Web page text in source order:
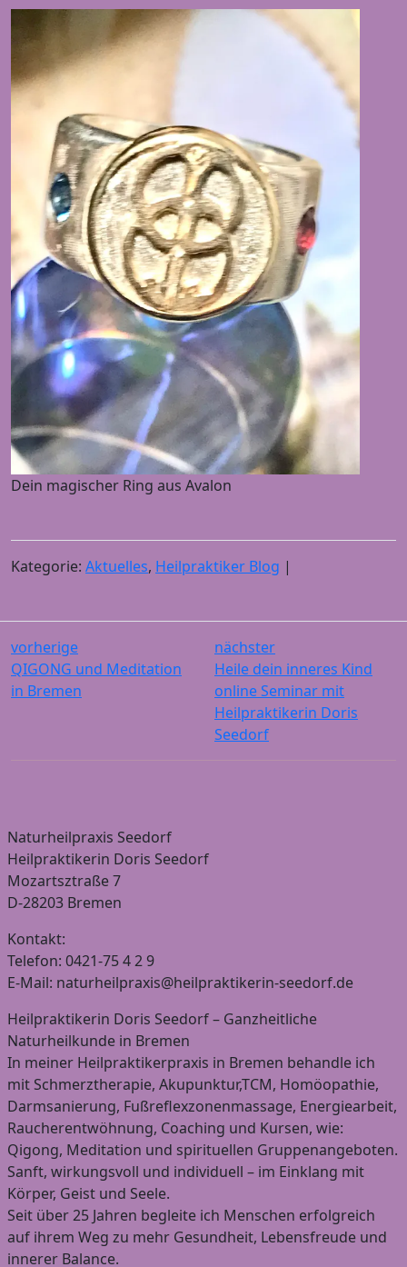
Dein magischer Ring aus Avalon
Kategorie: Aktuelles, Heilpraktiker Blog |
vorherige
QIGONG und Meditation
in Bremen
nächster
Heile dein inneres Kind
online Seminar mit
Heilpraktikerin Doris
Seedorf
Naturheilpraxis Seedorf
Heilpraktikerin Doris Seedorf
Mozartsztraße 7
D-28203 Bremen
Kontakt:
Telefon: 0421-75 4 2 9
E-Mail: naturheilpraxis@heilpraktikerin-seedorf.de
Heilpraktikerin Doris Seedorf – Ganzheitliche
Naturheilkunde in Bremen
In meiner Heilpraktikerpraxis in Bremen behandle ich
mit Schmerztherapie, Akupunktur,TCM, Homöopathie,
Darmsanierung, Fußreflexzonenmassage, Energiearbeit,
Raucherentwöhnung, Coaching und Kursen, wie:
Qigong, Meditation und spirituellen Gruppenangeboten.
Sanft, wirkungsvoll und individuell – im Einklang mit
Körper, Geist und Seele.
Seit über 25 Jahren begleite ich Menschen erfolgreich
auf ihrem Weg zu mehr Gesundheit, Lebensfreude und
innerer Balance.